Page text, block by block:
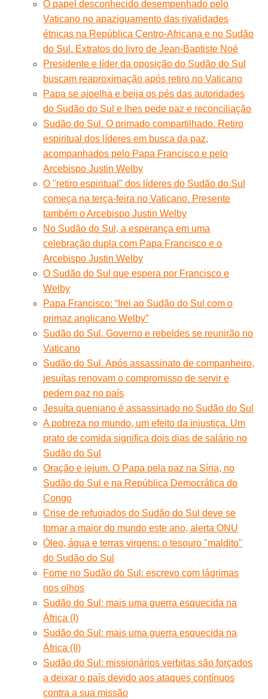
O papel desconhecido desempenhado pelo
Vaticano no apaziguamento das rivalidades
étnicas na República Centro-Africana e no Sudão
do Sul. Extratos do livro de Jean-Baptiste Noé
Presidente e líder da oposição do Sudão do Sul
buscam reaproximação após retiro no Vaticano
Papa se ajoelha e beija os pés das autoridades
do Sudão do Sul e lhes pede paz e reconciliação
Sudão do Sul. O primado compartilhado. Retiro
espiritual dos líderes em busca da paz,
acompanhados pelo Papa Francisco e pelo
Arcebispo Justin Welby
O "retiro espiritual" dos líderes do Sudão do Sul
começa na terça-feira no Vaticano. Presente
também o Arcebispo Justin Welby
No Sudão do Sul, a esperança em uma
celebração dupla com Papa Francisco e o
Arcebispo Justin Welby
O Sudão do Sul que espera por Francisco e
Welby
Papa Francisco: “Irei ao Sudão do Sul com o
primaz anglicano Welby”
Sudão do Sul. Governo e rebeldes se reunirão no
Vaticano
Sudão do Sul. Após assassinato de companheiro,
jesuítas renovam o compromisso de servir e
pedem paz no país
Jesuíta queniano é assassinado no Sudão do Sul
A pobreza no mundo, um efeito da injustiça. Um
prato de comida significa dois dias de salário no
Sudão do Sul
Oração e jejum. O Papa pela paz na Síria, no
Sudão do Sul e na República Democrática do
Congo
Crise de refugiados do Sudão do Sul deve se
tornar a maior do mundo este ano, alerta ONU
Óleo, água e terras virgens: o tesouro "maldito"
do Sudão do Sul
Fome no Sudão do Sul: escrevo com lágrimas
nos olhos
Sudão do Sul: mais uma guerra esquecida na
África (I)
Sudão do Sul: mais uma guerra esquecida na
África (II)
Sudão do Sul: missionários verbitas são forçados
a deixar o país devido aos ataques contínuos
contra a sua missão